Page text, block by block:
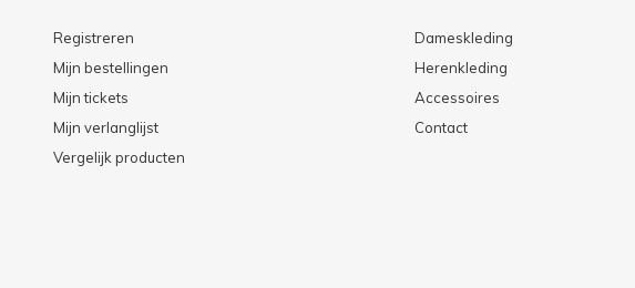
Registreren
Mijn bestellingen
Mijn tickets
Mijn verlanglijst
Vergelijk producten
Dameskleding
Herenkleding
Accessoires
Contact